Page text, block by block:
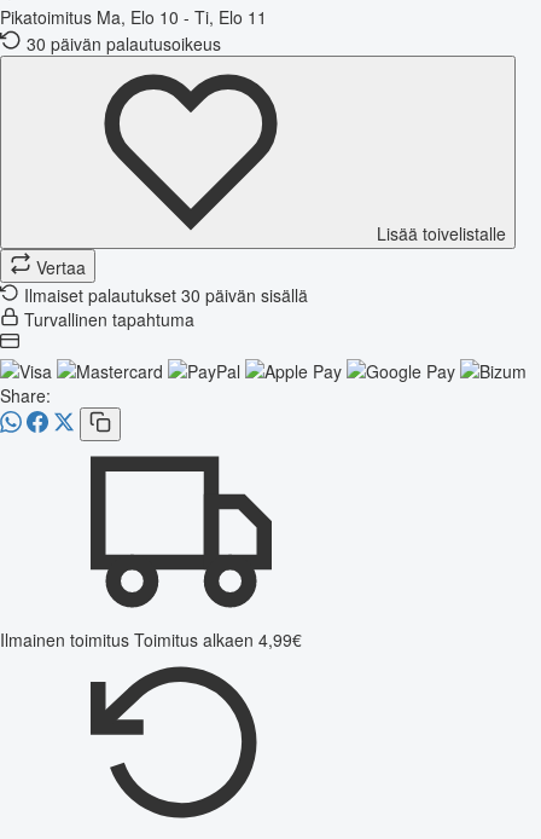
Pikatoimitus Ma, Elo 10 - Ti, Elo 11
30 päivän palautusoikeus
Lisää toivelistalle
Vertaa
Ilmaiset palautukset 30 päivän sisällä
Turvallinen tapahtuma
Share:
Ilmainen toimitus Toimitus alkaen 4,99€